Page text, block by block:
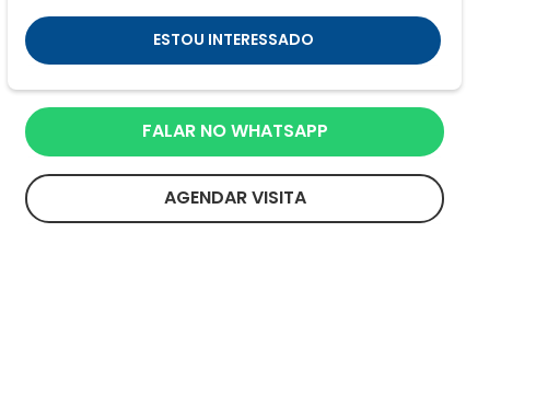
ESTOU INTERESSADO
FALAR NO WHATSAPP
AGENDAR VISITA